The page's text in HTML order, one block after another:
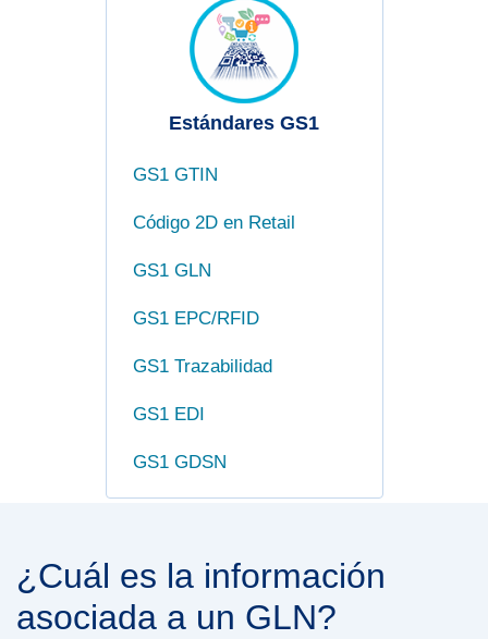
Estándares GS1
GS1 GTIN
Código 2D en Retail
GS1 GLN
GS1 EPC/RFID
GS1 Trazabilidad
GS1 EDI
GS1 GDSN
¿Cuál es la información
asociada a un GLN?